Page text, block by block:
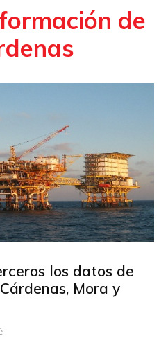
de
los datos de
Mora y